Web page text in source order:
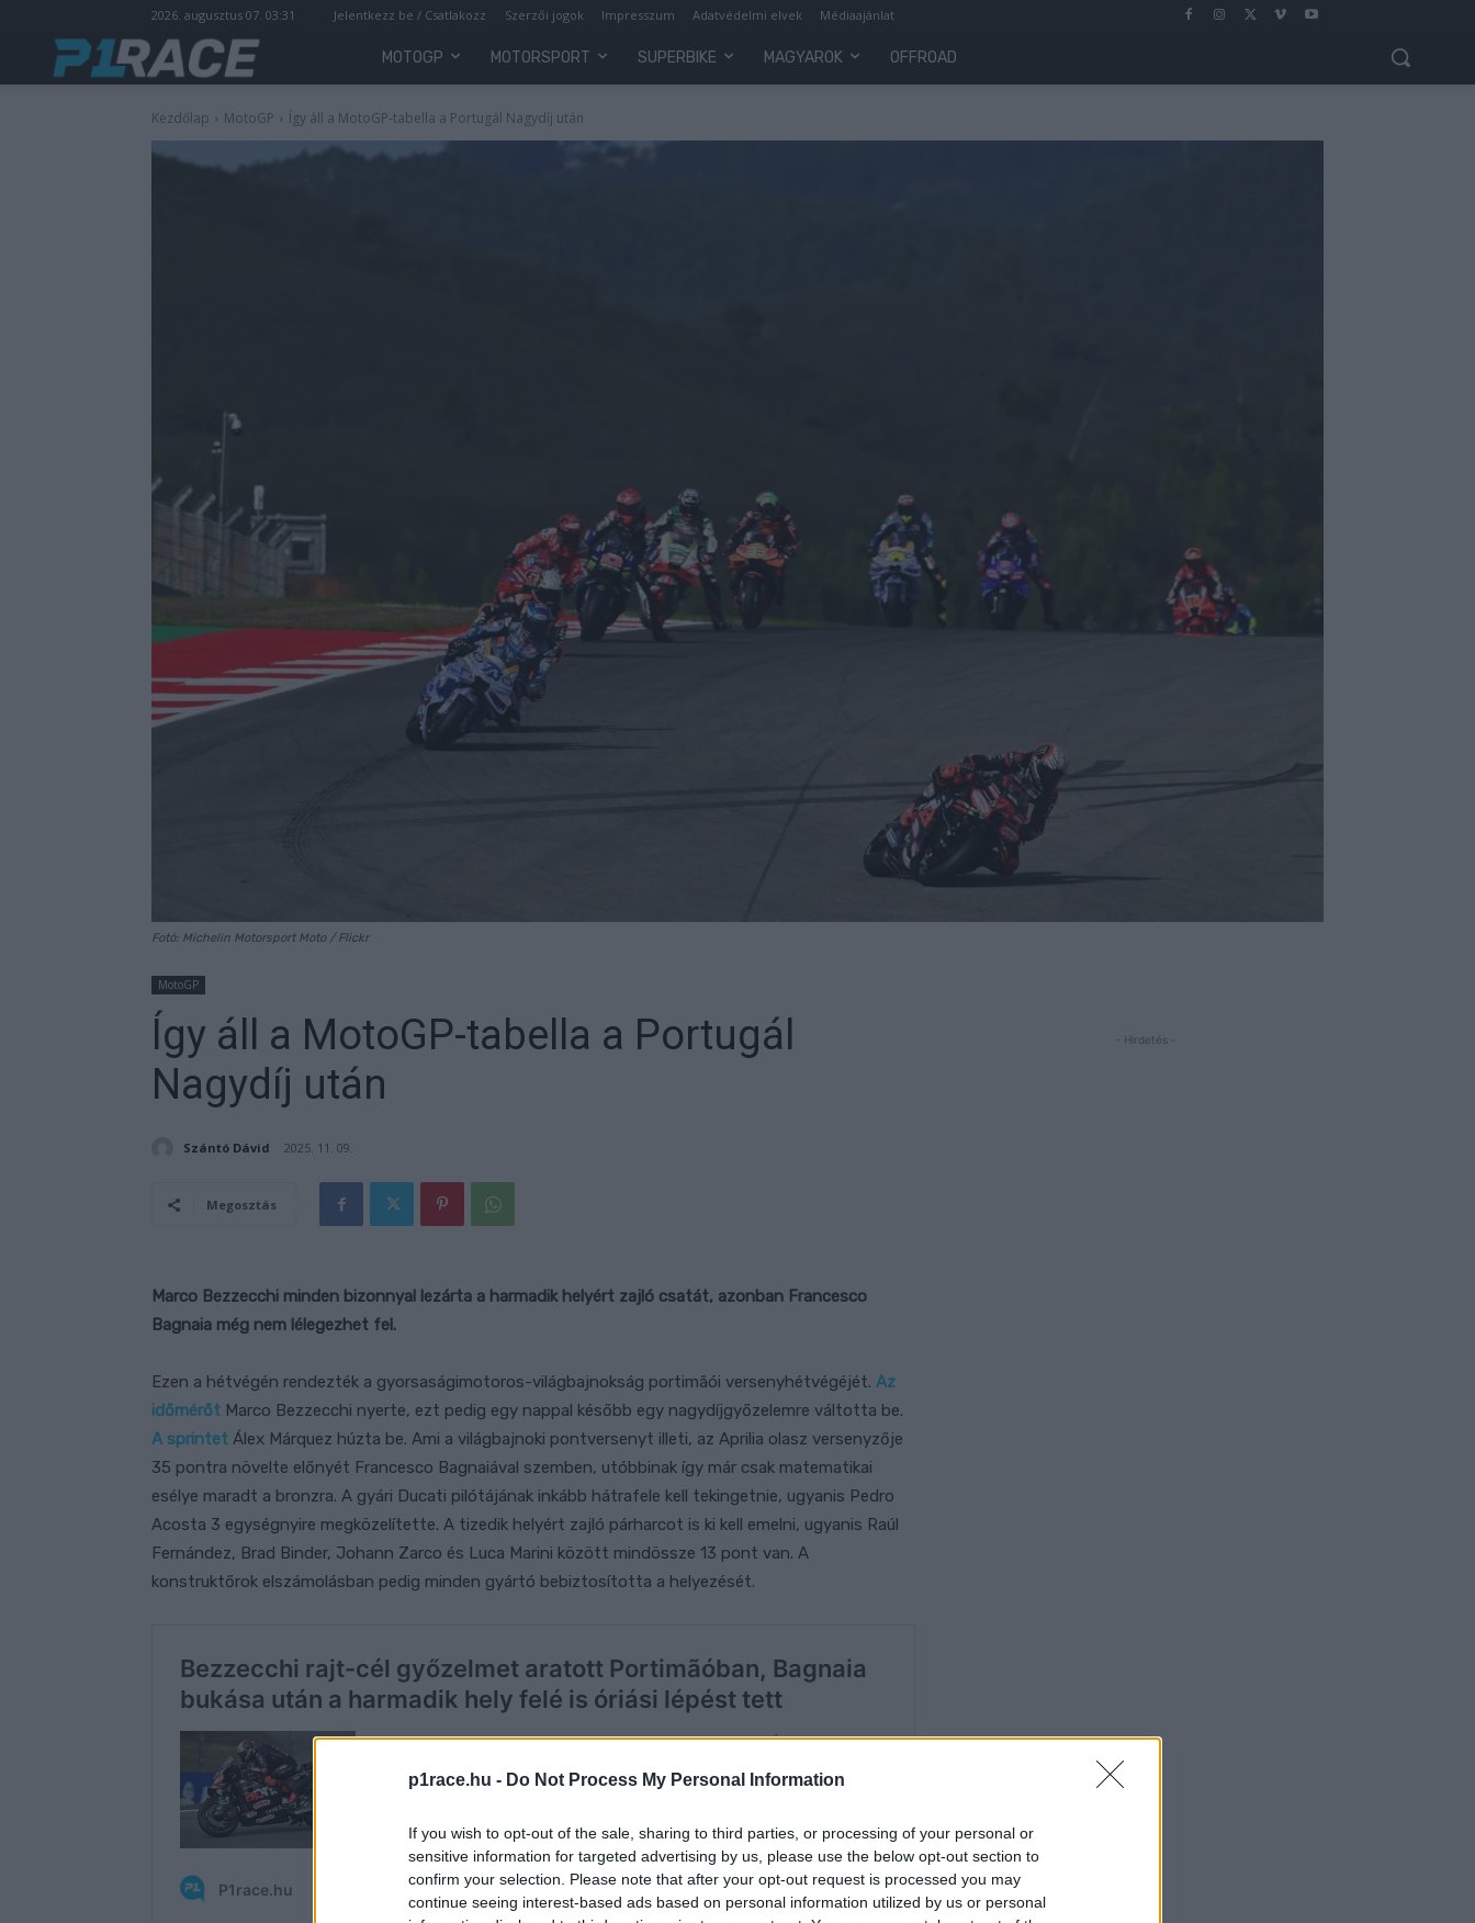
p1race.hu - Do Not Process My Personal Information
If you wish to opt-out of the sale, sharing to third parties, or processing of your personal or
sensitive information for targeted advertising by us, please use the below opt-out section to
confirm your selection. Please note that after your opt-out request is processed you may
continue seeing interest-based ads based on personal information utilized by us or personal
2026. augusztus 07. 03:31 Jelentkezz be / Csatlakozz Szerzői jogok Impresszum Adatvédelmi elvek Médiaajánlat
MOTOGP MOTORSPORT SUPERBIKE MAGYAROK OFFROAD
Kezdőlap MotoGP Így áll a MotoGP-tabella a Portugál Nagydíj után
Fotó: Michelin Motorsport Moto / Flickr
MotoGP
Így áll a MotoGP-tabella a Portugál
Nagydíj után
Szántó Dávid 2025. 11. 09.
Megosztás
Marco Bezzecchi minden bizonnyal lezárta a harmadik helyért zajló csatát, azonban Francesco
Bagnaia még nem lélegezhet fel.
Ezen a hétvégén rendezték a gyorsaságimotoros-világbajnokság portimãói versenyhétvégéjét. Az
időmérőt Marco Bezzecchi nyerte, ezt pedig egy nappal később egy nagydíjgyőzelemre váltotta be.
A sprintet Álex Márquez húzta be. Ami a világbajnoki pontversenyt illeti, az Aprilia olasz versenyzője
35 pontra növelte előnyét Francesco Bagnaiával szemben, utóbbinak így már csak matematikai
esélye maradt a bronzra. A gyári Ducati pilótájának inkább hátrafele kell tekingetnie, ugyanis Pedro
Acosta 3 egységnyire megközelítette. A tizedik helyért zajló párharcot is ki kell emelni, ugyanis Raúl
Fernández, Brad Binder, Johann Zarco és Luca Marini között mindössze 13 pont van. A
konstruktőrok elszámolásban pedig minden gyártó bebiztosította a helyezését.
- Hirdetés -